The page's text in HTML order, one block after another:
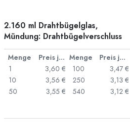
2.160 ml Drahtbügelglas,
Mündung: Drahtbügelverschluss
Menge Preis je Stück Menge
Preis je Stück
1
3,60 €
10
3,56 €
50
3,55 €
100
3,47 €
250
3,13 €
540
3,12 €